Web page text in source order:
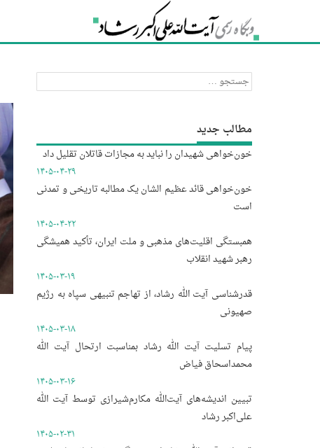
جستجو
برای:
مطالب جدید
خون‌خواهی شهیدان را نباید به مجازات قاتلان تقلیل داد
۱۴۰۵-۰۴-۲۹
خون‌خواهی قائد عظیم الشان یک مطالبه تاریخی و تمدنی
است
۱۴۰۵-۰۴-۲۲
همبستگی اقلیت‌های مذهبی و ملت ایران، تأکید همیشگی
رهبر شهید انقلاب
۱۴۰۵-۰۳-۱۹
قدرشناسی آیت الله رشاد، از تهاجم تنبیهی سپاه به رژیم
صهیونی
۱۴۰۵-۰۳-۱۸
پیام تسلیت آیت الله رشاد بمناسبت ارتحال آیت الله
محمداسحاق فیاض
۱۴۰۵-۰۳-۱۶
تبیین اندیشه‌های آیت‌الله مکارم‌شیرازی توسط آیت الله
علی‌اکبر رشاد
۱۴۰۵-۰۲-۳۱